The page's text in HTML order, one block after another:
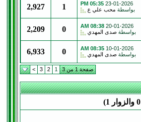
23-01-2026
05:35 PM
بواسطة محب علي ع 1
2,927
20-01-2026
08:38 AM
بواسطة صدى المهدي 0
2,209
10-01-2026
08:35 AM
بواسطة صدى المهدي 0
6,933
صفحة 1 من 3 1
2
3
>